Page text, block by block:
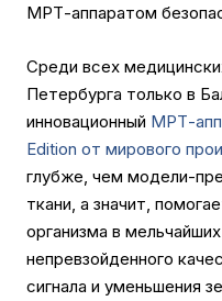
МРТ-аппаратом
Среди всех
Петербурга только в
инновационный МРТ-
Edition от мирового
глубже, чем модели-
ткани, а значит,
организма в
непревзойденного
сигнала и уменьшения